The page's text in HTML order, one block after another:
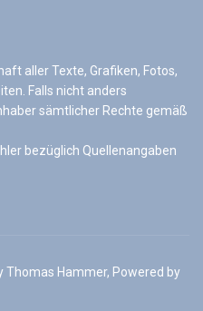
aller Texte, Grafiken, Fotos,
Falls nicht anders
sämtlicher Rechte gemäß
bezüglich Quellenangaben
Thomas Hammer, Powered by